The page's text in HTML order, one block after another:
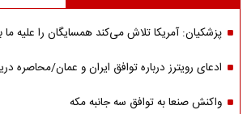
پزشکیان: آمریکا تلاش می‌کند همسایگان را علیه
ادعای رویترز درباره توافق ایران و عمان/محاصره
واکنش صنعا به توافق سه جانبه مکه